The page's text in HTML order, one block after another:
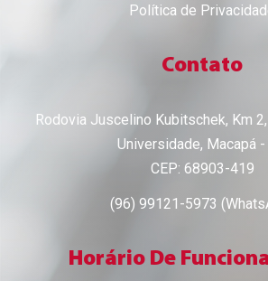
Política de
Contato
Rodovia Juscelino Kubitschek, Km
Universidade, Macapá -
CEP: 68903-419
(96) 99121-5973
Horário De